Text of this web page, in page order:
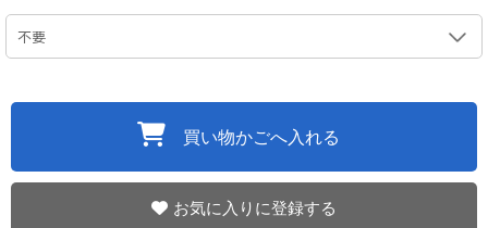
買い物かごへ入れる
お気に入りに登録する